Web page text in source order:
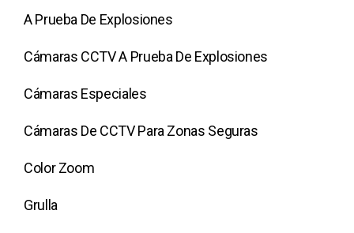
A Prueba De Explosiones
Cámaras CCTV A Prueba De Explosiones
Cámaras Especiales
Cámaras De CCTV Para Zonas Seguras
Color Zoom
Grulla